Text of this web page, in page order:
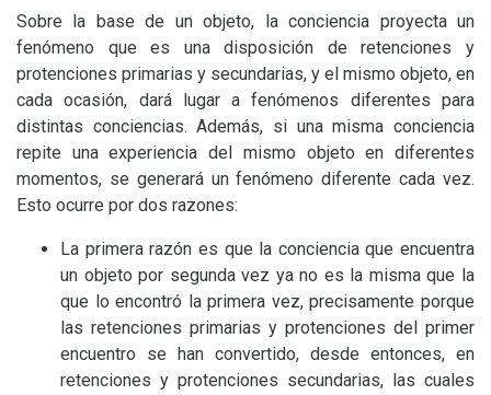
Sobre la base de un objeto, la conciencia proyecta un
fenómeno que es una disposición de retenciones y
protenciones primarias y secundarias, y el mismo objeto, en
cada ocasión, dará lugar a fenómenos diferentes para
distintas conciencias. Además, si una misma conciencia
repite una experiencia del mismo objeto en diferentes
momentos, se generará un fenómeno diferente cada vez.
Esto ocurre por dos razones:
La primera razón es que la conciencia que encuentra
un objeto por segunda vez ya no es la misma que la
que lo encontró la primera vez, precisamente porque
las retenciones primarias y protenciones del primer
encuentro se han convertido, desde entonces, en
retenciones y protenciones secundarias, las cuales